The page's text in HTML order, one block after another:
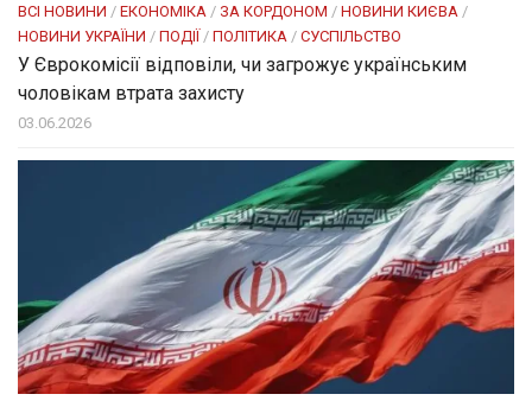
ВСІ НОВИНИ / ЕКОНОМІКА / ЗА КОРДОНОМ / НОВИНИ КИЄВА /
НОВИНИ УКРАЇНИ / ПОДІЇ / ПОЛІТИКА / СУСПІЛЬСТВО
У Єврокомісії відповіли, чи загрожує українським
чоловікам втрата захисту
03.06.2026